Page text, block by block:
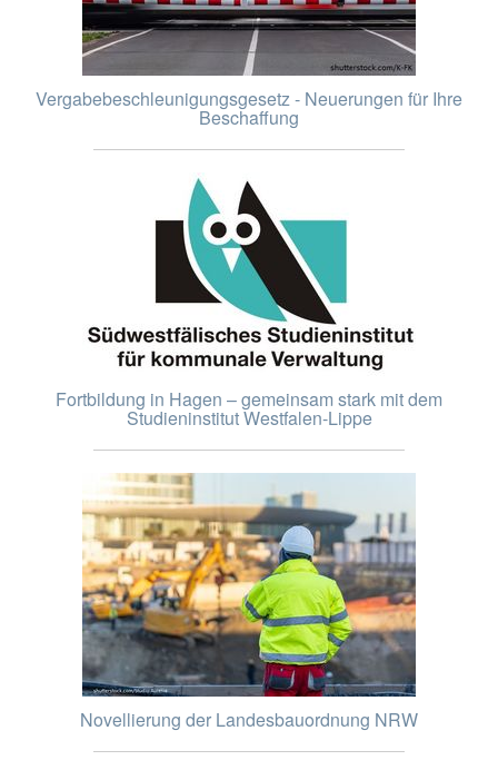
Vergabebeschleunigungsgesetz - Neuerungen für Ihre
Beschaffung
Fortbildung in Hagen – gemeinsam stark mit dem
Studieninstitut Westfalen-Lippe
Novellierung der Landesbauordnung NRW